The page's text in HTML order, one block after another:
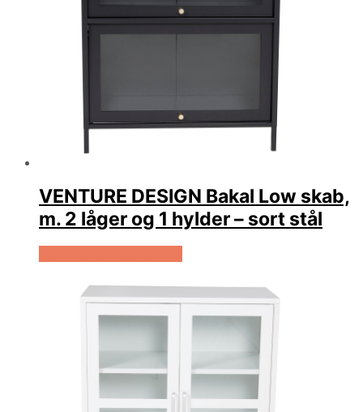
VENTURE DESIGN Bakal Low skab,
m. 2 låger og 1 hylder – sort stål